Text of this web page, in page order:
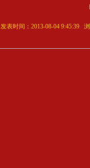
发表时间：2013-08-04 9:45:39